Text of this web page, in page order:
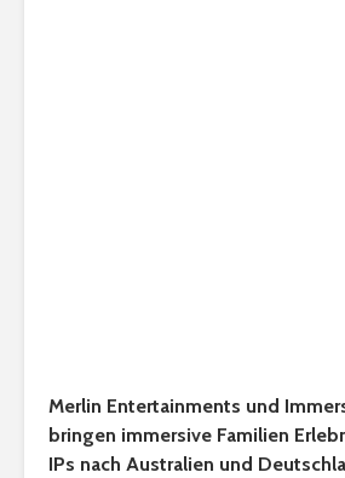
Merlin Entertainments und
bringen immersive Familien
IPs nach Australien und